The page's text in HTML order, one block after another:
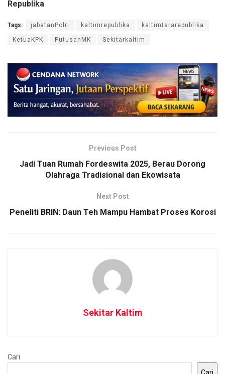
Republika
Tags: jabatanPolri kaltimrepublika kaltimtararepublika
KetuaKPK PutusanMK Sekitarkaltim
Previous Post
Jadi Tuan Rumah Fordeswita 2025, Berau Dorong
Olahraga Tradisional dan Ekowisata
Next Post
Peneliti BRIN: Daun Teh Mampu Hambat Proses Korosi
Sekitar Kaltim
Cari